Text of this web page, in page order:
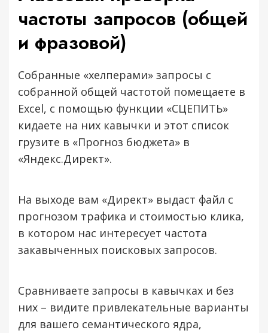
частоты запросов (общей
и фразовой)
Собранные «хелперами» запросы с
собранной общей частотой помещаете в
Excel, с помощью функции «СЦЕПИТЬ»
кидаете на них кавычки и этот список
грузите в «Прогноз бюджета» в
«Яндекс.Директ».
На выходе вам «Директ» выдаст файл с
прогнозом трафика и стоимостью клика,
в котором нас интересует частота
закавыченных поисковых запросов.
Сравниваете запросы в кавычках и без
них – видите привлекательные варианты
для вашего семантического ядра,